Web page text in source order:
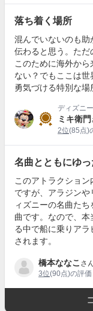
落ち着く場所
混んでいないのも助
伝わると思う。た
このために海外か
ない？でもここは
勇気づける特別な場
ディズニ
ミキ衛門
2位(85点)
名曲とともにゆっ
このアトラクショ
ですが、アラジン
ィズニーの名曲た
曲です。なので、
る中で船に乗りア
されます。
橋本ななこ さ
3位(90点)の評価